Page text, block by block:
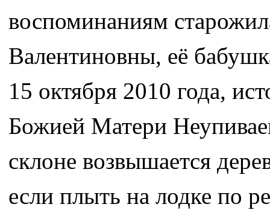
воспоминаниям
Валентиновны, её
15 октября 2010 года,
Божией Матери
склоне возвышается
если плыть на лодке по